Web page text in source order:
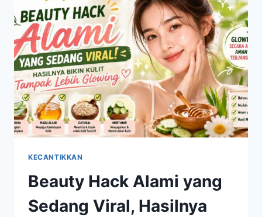
YANG
LEBIH
PRAKTIS
DAN
EFEKTIF
KECANTIKKAN
Beauty Hack Alami yang
Sedang Viral, Hasilnya